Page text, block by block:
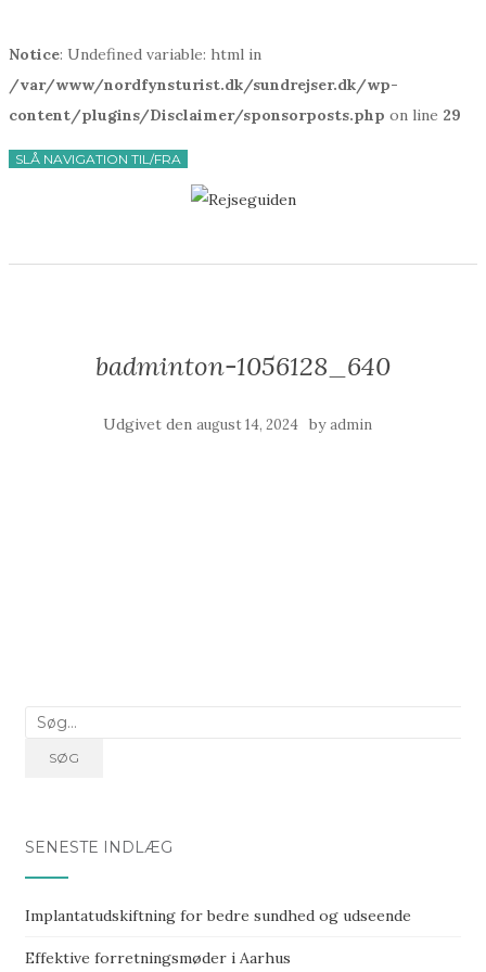
Notice: Undefined variable: html in
/var/www/nordfynsturist.dk/sundrejser.dk/wp-
content/plugins/Disclaimer/sponsorposts.php on line 29
SLÅ NAVIGATION TIL/FRA
badminton-1056128_640
Udgivet den august 14, 2024 byadmin
Søg
efter:SØG
SENESTE INDLÆG
Implantatudskiftning for bedre sundhed og udseende
Effektive forretningsmøder i Aarhus